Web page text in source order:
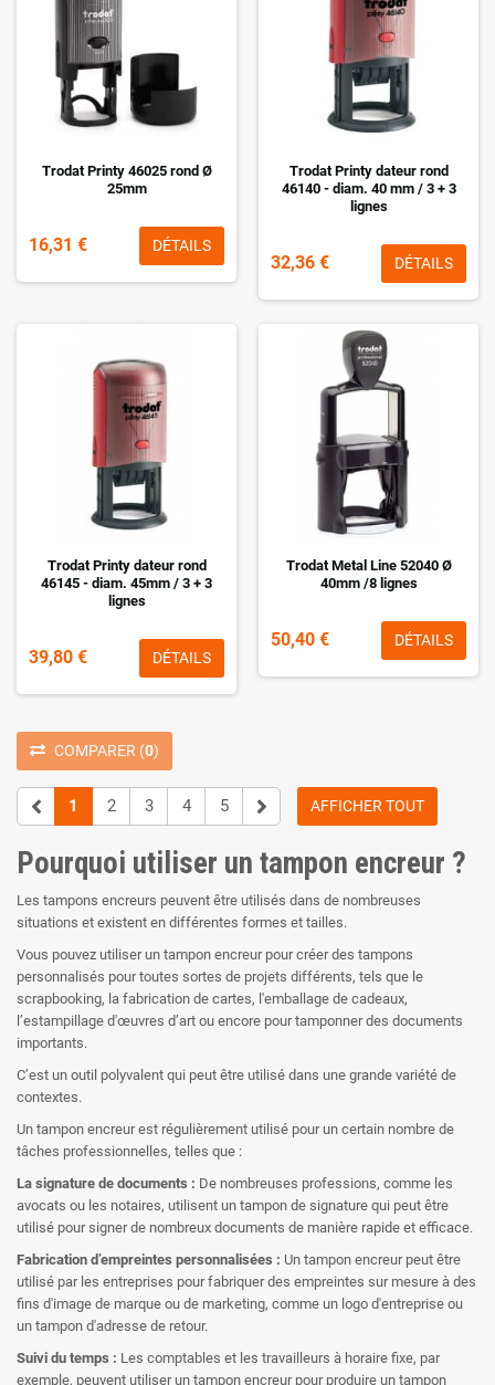
Trodat Printy 46025 rond Ø
25mm
16,31 € DÉTAILS
Trodat Printy dateur rond
46140 - diam. 40 mm / 3 + 3
lignes
32,36 € DÉTAILS
Trodat Printy dateur rond
46145 - diam. 45mm / 3 + 3
lignes
39,80 € DÉTAILS
Trodat Metal Line 52040 Ø
40mm /8 lignes
50,40 € DÉTAILS
COMPARER (0)
1 2 3 4 5 AFFICHER TOUT
Pourquoi utiliser un tampon encreur ?
Les tampons encreurs peuvent être utilisés dans de nombreuses
situations et existent en différentes formes et tailles.
Vous pouvez utiliser un tampon encreur pour créer des tampons
personnalisés pour toutes sortes de projets différents, tels que le
scrapbooking, la fabrication de cartes, l'emballage de cadeaux,
l’estampillage d'œuvres d’art ou encore pour tamponner des documents
importants.
C’est un outil polyvalent qui peut être utilisé dans une grande variété de
contextes.
Un tampon encreur est régulièrement utilisé pour un certain nombre de
tâches professionnelles, telles que :
La signature de documents : De nombreuses professions, comme les
avocats ou les notaires, utilisent un tampon de signature qui peut être
utilisé pour signer de nombreux documents de manière rapide et efficace.
Fabrication d’empreintes personnalisées : Un tampon encreur peut être
utilisé par les entreprises pour fabriquer des empreintes sur mesure à des
fins d'image de marque ou de marketing, comme un logo d'entreprise ou
un tampon d'adresse de retour.
Suivi du temps : Les comptables et les travailleurs à horaire fixe, par
exemple, peuvent utiliser un tampon encreur pour produire un tampon